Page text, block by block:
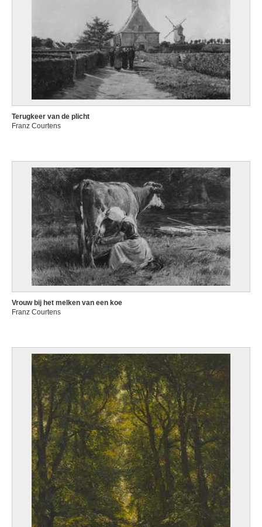
Terugkeer van de plicht
Franz Courtens
Vrouw bij het melken van een koe
Franz Courtens